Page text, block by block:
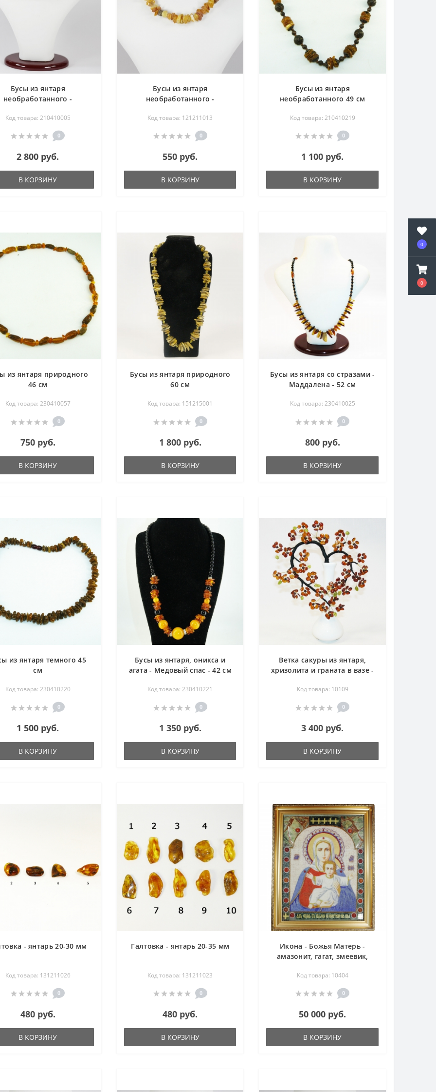
0
0
Бусы из янтаря
необработанного -
Код товара: 210410005
0
2 800 руб.
В КОРЗИНУ
Бусы из янтаря
необработанного -
Код товара: 121211013
0
550 руб.
В КОРЗИНУ
Бусы из янтаря
необработанного 49 см
Код товара: 210410219
0
1 100 руб.
В КОРЗИНУ
из янтаря природного
46 см
Код товара: 230410057
0
750 руб.
В КОРЗИНУ
Бусы из янтаря природного
60 см
Код товара: 151215001
0
1 800 руб.
В КОРЗИНУ
Бусы из янтаря со стразами -
Маддалена - 52 см
Код товара: 230410025
0
800 руб.
В КОРЗИНУ
из янтаря темного 45
см
Код товара: 230410220
0
1 500 руб.
В КОРЗИНУ
Бусы из янтаря, оникса и
агата - Медовый спас - 42 см
Код товара: 230410221
0
1 350 руб.
В КОРЗИНУ
Ветка сакуры из янтаря,
хризолита и граната в вазе -
Код товара: 10109
0
3 400 руб.
В КОРЗИНУ
- янтарь 20-30 мм
Код товара: 131211026
0
480 руб.
В КОРЗИНУ
Галтовка - янтарь 20-35 мм
Код товара: 131211023
0
480 руб.
В КОРЗИНУ
Икона - Божья Матерь -
амазонит, гагат, змеевик,
флюорит, халцедон, чароит,
янтарь, яшма
Код товара: 10404
0
50 000 руб.
В КОРЗИНУ